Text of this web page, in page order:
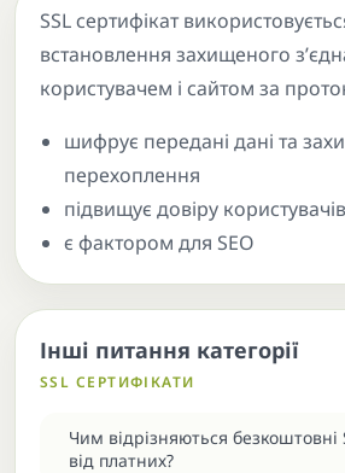
SSL сертифікат
встановлення захищеного
користувачем і сайтом за
шифрує передані дані та
перехоплення
підвищує довіру
є фактором для SEO
Інші питання категорії
SSL СЕРТИФІКАТИ
Чим відрізняються безкоштовні
від платних?